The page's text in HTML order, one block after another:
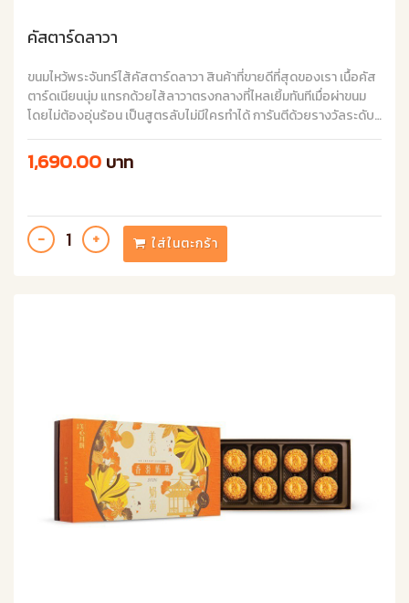
คัสตาร์ดลาวา
ขนมไหว้พระจันทร์ไส้คัสตาร์ดลาวา สินค้าที่ขายดีที่สุดของเรา เนื้อคัส
ตาร์ดเนียนนุ่ม แทรกด้วยไส้ลาวาตรงกลางที่ไหลเยิ้มทันทีเมื่อผ่าขนม
โดยไม่ต้องอุ่นร้อน เป็นสูตรลับไม่มีใครทำได้ การันตีด้วยรางวัลระดับ
โลกทุกปี
1,690.00 บาท
ใส่ในตะกร้า